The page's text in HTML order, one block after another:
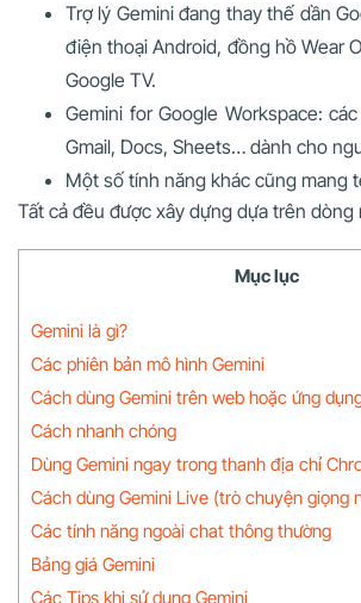
Trợ lý Gemini đang thay thế dần
điện thoại Android, đồng hồ Wear
Google TV.
Gemini for Google Workspace:
Gmail, Docs, Sheets… dành cho
Một số tính năng khác cũng mang
Tất cả đều được xây dựng dựa trên dòng
Mục lục
Gemini là gì?
Các phiên bản mô hình Gemini
Cách dùng Gemini trên web hoặc ứng
Cách nhanh chóng
Dùng Gemini ngay trong thanh địa chỉ
Cách dùng Gemini Live (trò chuyện giọng
Các tính năng ngoài chat thông thường
Bảng giá Gemini
Các Tips khi sử dụng Gemini